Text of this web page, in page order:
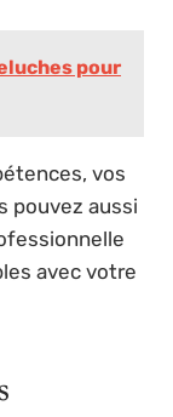
pour
vos
pouvez aussi
avec votre